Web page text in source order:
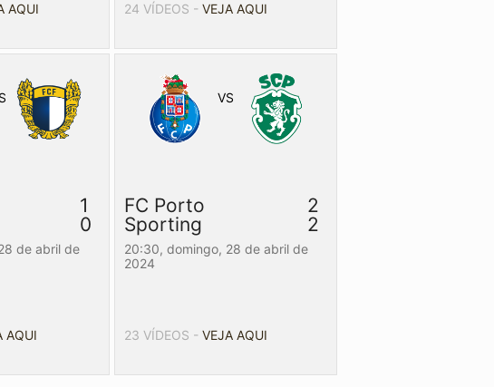
AQUI 24 VÍDEOS - VEJA AQUI
1
0
de abril de
AQUI
VS
FC Porto
2
Sporting
2
20:30, domingo, 28 de abril de
2024
23 VÍDEOS - VEJA AQUI